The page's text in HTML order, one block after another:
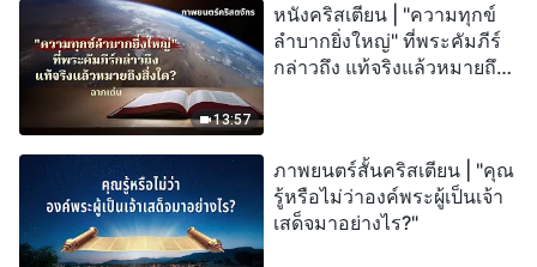
13:57
หนังคริสเตียน | "ความทุกข์
ลำบากยิ่งใหญ่" ที่พระคัมภีร์
กล่าวถึง แท้จริงแล้วหมายถึง
ภาพยนตร์สั้นคริสเตียน | "คุณ
รู้หรือไม่ว่าองค์พระผู้เป็นเจ้า
เสด็จมาอย่างไร?"